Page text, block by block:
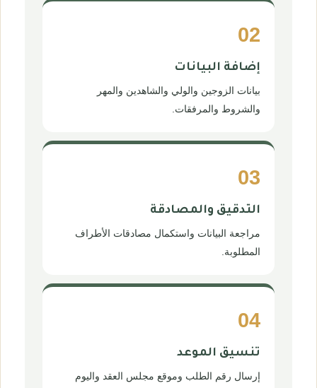
02
إضافة البيانات
بيانات الزوجين والولي والشاهدين والمهر
والشروط والمرفقات.
03
التدقيق والمصادقة
مراجعة البيانات واستكمال مصادقات الأطراف
المطلوبة.
04
تنسيق الموعد
إرسال رقم الطلب وموقع مجلس العقد واليوم